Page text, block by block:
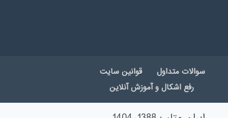
سوالات متداول
قوانین سایت
رفع اشکال و آموزش آنلاین